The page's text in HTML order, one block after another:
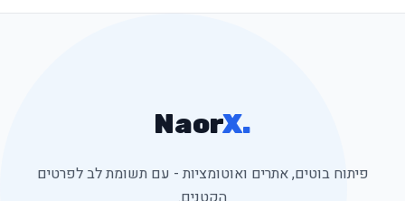
.
NaorX
פיתוח בוטים, אתרים ואוטומציות - עם תשומת לב לפרטים